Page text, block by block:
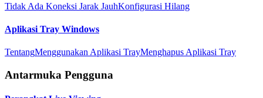
Tidak Ada Koneksi Jarak JauhKonfigurasi Hilang
Aplikasi Tray Windows
TentangMenggunakan Aplikasi TrayMenghapus Aplikasi Tray
Antarmuka Pengguna